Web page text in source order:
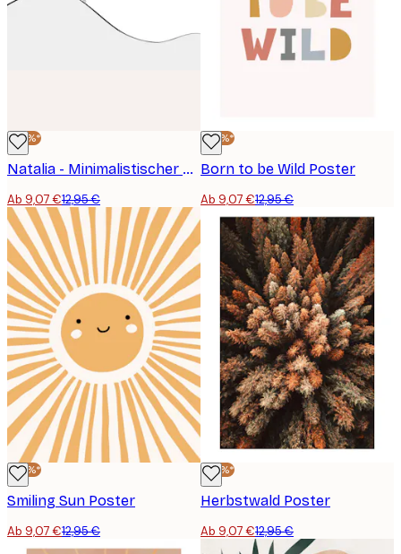
-30%*
Natalia - Minimalistischer Radfahrer Bergauf Poster
Ab 9,07 €12,95 €
-30%*
Born to be Wild Poster
Ab 9,07 €12,95 €
-30%*
Smiling Sun Poster
Ab 9,07 €12,95 €
-30%*
Herbstwald Poster
Ab 9,07 €12,95 €